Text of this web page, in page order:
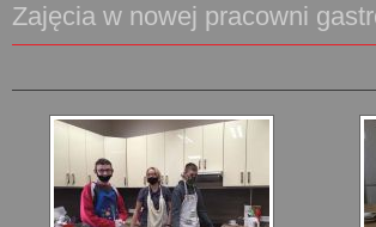
Zajęcia w nowej pracowni